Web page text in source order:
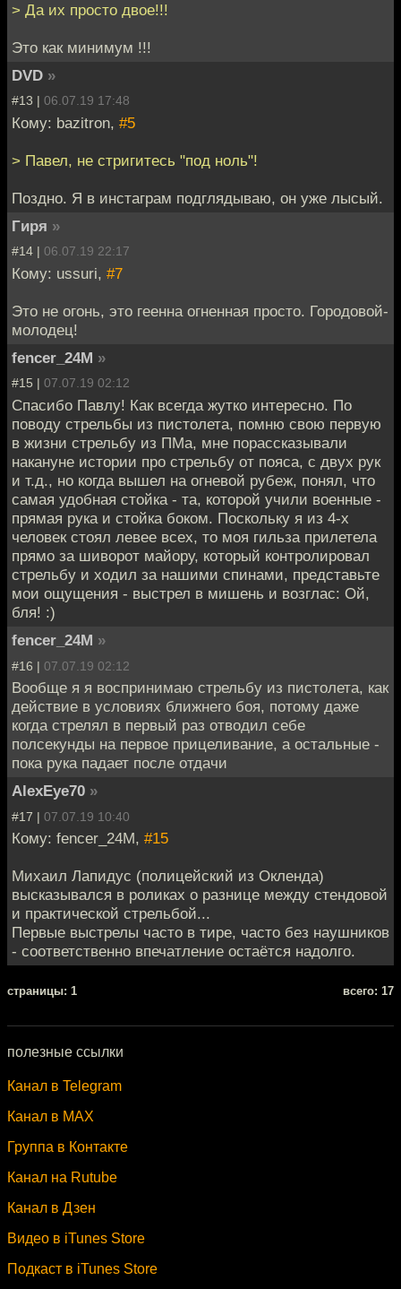
> Да их просто двое!!!
Это как минимум !!!
DVD »
#13 | 06.07.19 17:48
Кому: bazitron, #5
> Павел, не стригитесь "под ноль"!
Поздно. Я в инстаграм подглядываю, он уже лысый.
Гиря »
#14 | 06.07.19 22:17
Кому: ussuri, #7
Это не огонь, это геенна огненная просто. Городовой-
молодец!
fencer_24M »
#15 | 07.07.19 02:12
Спасибо Павлу! Как всегда жутко интересно. По
поводу стрельбы из пистолета, помню свою первую
в жизни стрельбу из ПМа, мне порассказывали
накануне истории про стрельбу от пояса, с двух рук
и т.д., но когда вышел на огневой рубеж, понял, что
самая удобная стойка - та, которой учили военные -
прямая рука и стойка боком. Поскольку я из 4-х
человек стоял левее всех, то моя гильза прилетела
прямо за шиворот майору, который контролировал
стрельбу и ходил за нашими спинами, представьте
мои ощущения - выстрел в мишень и возглас: Ой,
бля! :)
fencer_24M »
#16 | 07.07.19 02:12
Вообще я я воспринимаю стрельбу из пистолета, как
действие в условиях ближнего боя, потому даже
когда стрелял в первый раз отводил себе
полсекунды на первое прицеливание, а остальные -
пока рука падает после отдачи
AlexEye70 »
#17 | 07.07.19 10:40
Кому: fencer_24M, #15
Михаил Лапидус (полицейский из Окленда)
высказывался в роликах о разнице между стендовой
и практической стрельбой...
Первые выстрелы часто в тире, часто без наушников
- соответственно впечатление остаётся надолго.
cтраницы: 1 всего: 17
полезные ссылки
Канал в Telegram
Канал в MAX
Группа в Контакте
Канал на Rutube
Канал в Дзен
Видео в iTunes Store
Подкаст в iTunes Store